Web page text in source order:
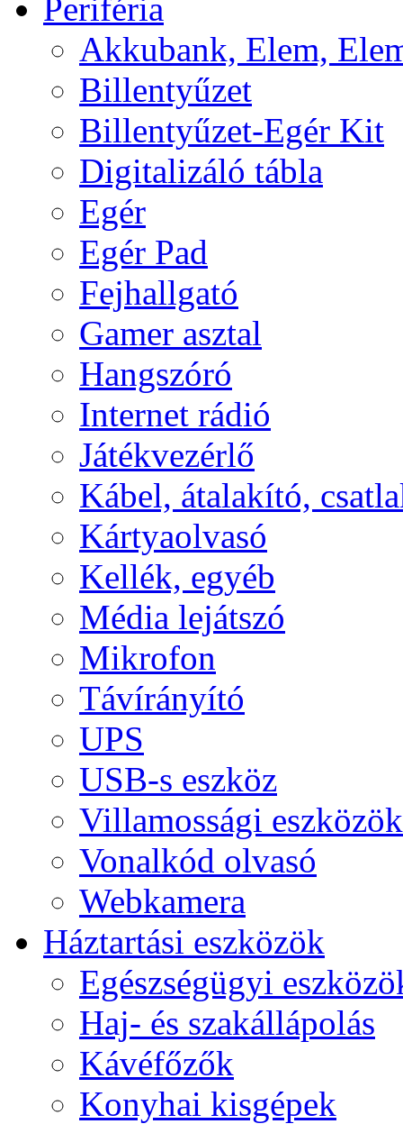
Periféria
Akkubank, Elem,
Billentyűzet
Billentyűzet-Egér Kit
Digitalizáló tábla
Egér
Egér Pad
Fejhallgató
Gamer asztal
Hangszóró
Internet rádió
Játékvezérlő
Kábel, átalakító,
Kártyaolvasó
Kellék, egyéb
Média lejátszó
Mikrofon
Távírányító
UPS
USB-s eszköz
Villamossági eszközök
Vonalkód olvasó
Webkamera
Háztartási eszközök
Egészségügyi
Haj- és szakállápolás
Kávéfőzők
Konyhai kisgépek